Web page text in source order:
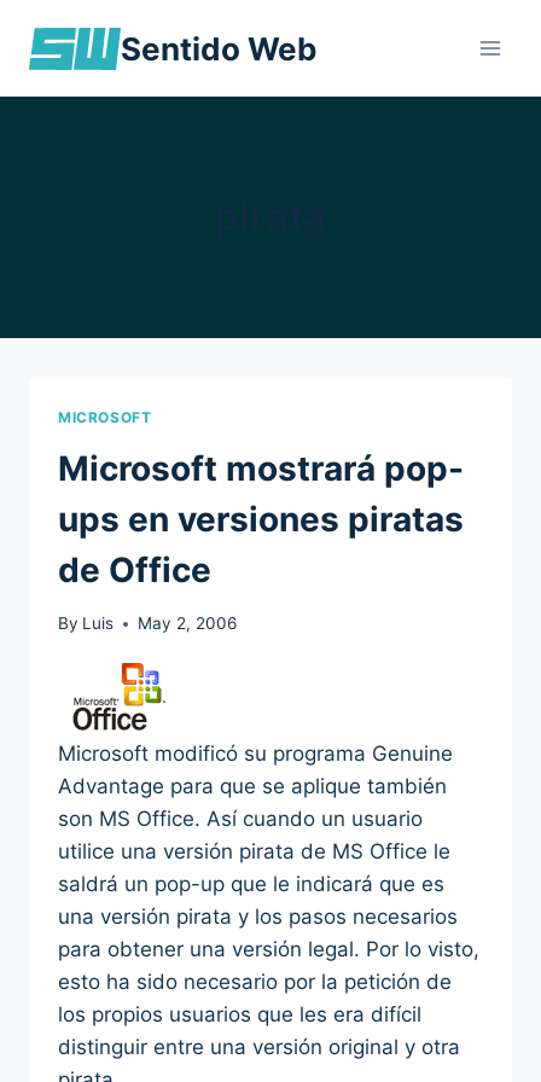
Sentido Web
MICROSOFT
Microsoft mostrará pop-
ups en versiones piratas
de Office
By Luis May 2, 2006
Microsoft modificó su programa Genuine
Advantage para que se aplique también
son MS Office. Así cuando un usuario
utilice una versión pirata de MS Office le
saldrá un pop-up que le indicará que es
una versión pirata y los pasos necesarios
para obtener una versión legal. Por lo visto,
esto ha sido necesario por la petición de
los propios usuarios que les era difícil
distinguir entre una versión original y otra